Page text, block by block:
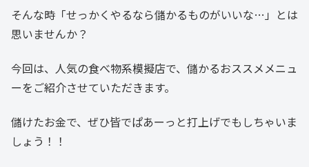
そんな時「せっかくやるなら儲かるものがいいな…」とは
思いませんか？
今回は、人気の食べ物系模擬店で、儲かるおススメメニュ
ーをご紹介させていただきます。
儲けたお金で、ぜひ皆でぱあーっと打上げでもしちゃいま
しょう！！